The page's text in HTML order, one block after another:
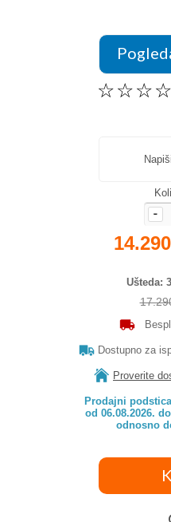
☆
☆
☆
☆
Ušteda
Dostupno za
Proverite
Prodajni
od 06.08.2026.
odnosno